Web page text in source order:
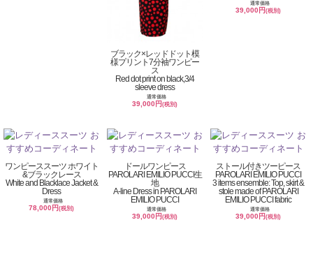
ブラック×レッドドット模
様プリント7分袖ワンピー
ス
Red dot print on black,3/4
sleeve dress
通常価格
39,000円(税別)
通常価格
39,000円(税別)
ワンピーススーツ ホワイト
&ブラックレース
White and Blacklace Jacket &
Dress
通常価格
78,000円(税別)
ドールワンピース
PAROLARI EMILIO PUCCI生
地
A-line Dress in PAROLARI
EMILIO PUCCI
通常価格
39,000円(税別)
ストール付きツーピース
PAROLARI EMILIO PUCCI
3 items ensemble: Top, skirt &
stole made of PAROLARI
EMILIO PUCCI fabric
通常価格
39,000円(税別)